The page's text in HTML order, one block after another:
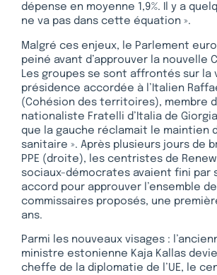
dépense en moyenne 1,9%. Il y a
ne va pas dans cette équation ».
Malgré ces enjeux, le Parlement
peiné avant d’approuver la nouvelle
Les groupes se sont affrontés sur la
présidence accordée à l’Italien
(Cohésion des territoires), membre
nationaliste Fratelli d’Italia de
que la gauche réclamait le maintien
sanitaire ». Après plusieurs jours de
PPE (droite), les centristes de
sociaux-démocrates avaient fini par
accord pour approuver l’ensemble
commissaires proposés, une
ans.
Parmi les nouveaux visages :
ministre estonienne Kaja Kallas
cheffe de la diplomatie de l’UE, le